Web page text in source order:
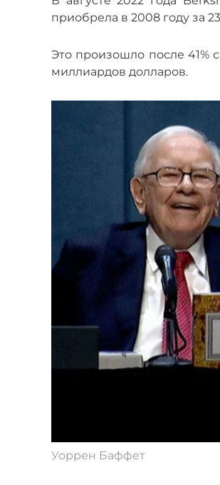
приобрела в 2008 году за
Это произошло после 41%
миллиардов долларов.
Уоррен Баффет